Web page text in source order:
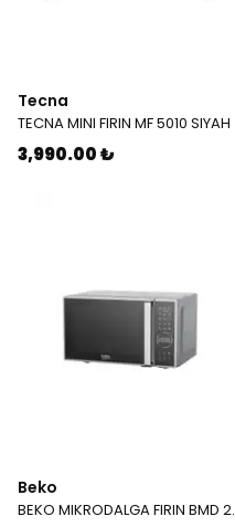
Tecna
TECNA MINI FIRIN MF 5010 SIYAH
3,990.00 ₺
Beko
BEKO